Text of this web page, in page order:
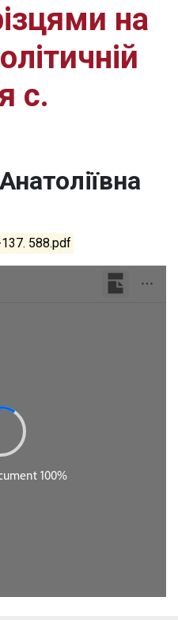
на
с.
588.pdf